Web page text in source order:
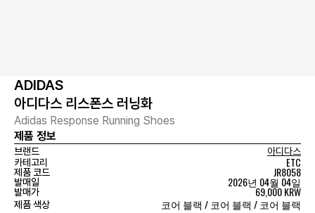
ADIDAS
아디다스 리스폰스 러닝화
Adidas Response Running Shoes
제품 정보
브랜드
아디다스
카테고리
ETC
제품 코드 JR8058
발매일 2026년 04월 04일
발매가 69,000 KRW
제품 색상 코어 블랙 / 코어 블랙 / 코어 블랙